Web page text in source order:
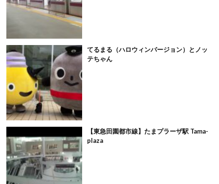
てるまる（ハロウィンバージョン）とノッ
テちゃん
【東急田園都市線】たまプラーザ駅 Tama-
plaza